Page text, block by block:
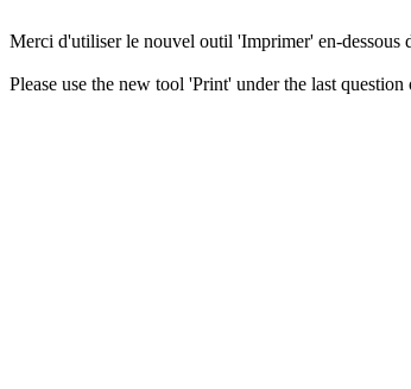
Merci d'utiliser le nouvel outil 'Imprimer' en-dessous
Please use the new tool 'Print' under the last question